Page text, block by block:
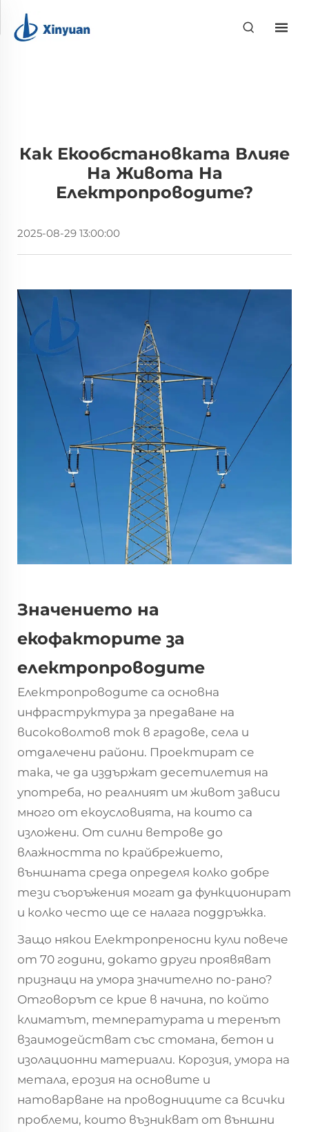
Как Екообстановката Влияе
На Живота На
Електропроводите?
2025-08-29 13:00:00
Значението на
екофакторите за
електропроводите
Електропроводите са основна
инфраструктура за предаване на
високоволтов ток в градове, села и
отдалечени райони. Проектират се
така, че да издържат десетилетия на
употреба, но реалният им живот зависи
много от екоусловията, на които са
изложени. От силни ветрове до
влажността по крайбрежието,
външната среда определя колко добре
тези съоръжения могат да функционират
и колко често ще се налага поддръжка.
Защо някои Електропреносни кули повече
от 70 години, докато други проявяват
признаци на умора значително по-рано?
Отговорът се крие в начина, по който
климатът, температурата и теренът
взаимодействат със стомана, бетон и
изолационни материали. Корозия, умора на
метала, ерозия на основите и
натоварване на проводниците са всички
проблеми, които възникват от външни